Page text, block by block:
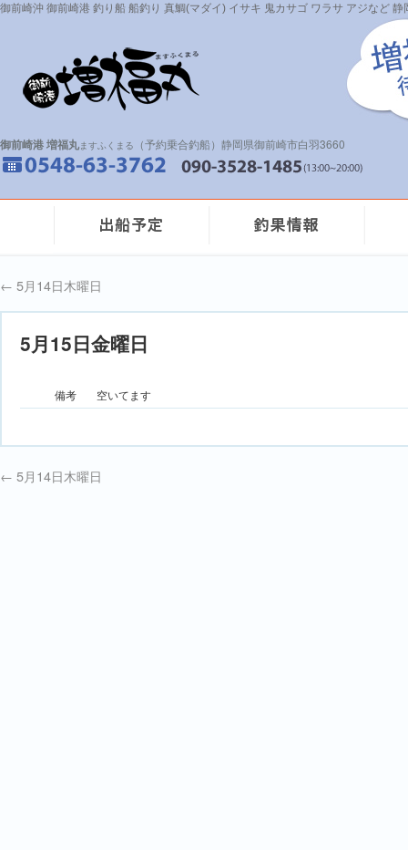
御前崎沖 御前崎港 釣り船 船釣り 真鯛(マダイ) イサキ 鬼カサゴ ワラサ アジなど
御前崎港 増福丸ますふくまる （予約乗合釣船）静岡県御前崎市白羽3660
← 5月14日木曜日
5月15日金曜日
備考 空いてます
← 5月14日木曜日